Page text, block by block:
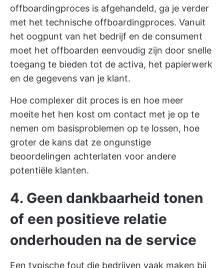
offboardingproces is afgehandeld, ga je verder
met het technische offboardingproces. Vanuit
het oogpunt van het bedrijf en de consument
moet het offboarden eenvoudig zijn door snelle
toegang te bieden tot de activa, het papierwerk
en de gegevens van je klant.
Hoe complexer dit proces is en hoe meer
moeite het hen kost om contact met je op te
nemen om basisproblemen op te lossen, hoe
groter de kans dat ze ongunstige
beoordelingen achterlaten voor andere
potentiële klanten.
4. Geen dankbaarheid tonen
of een positieve relatie
onderhouden na de service
Een typische fout die bedrijven vaak maken bij